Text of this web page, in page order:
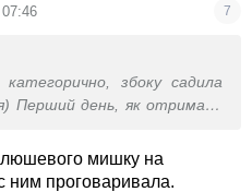
7
збоку садила
Перший день, як отримала
що повертатись буду
мишку на
ним проговаривала.